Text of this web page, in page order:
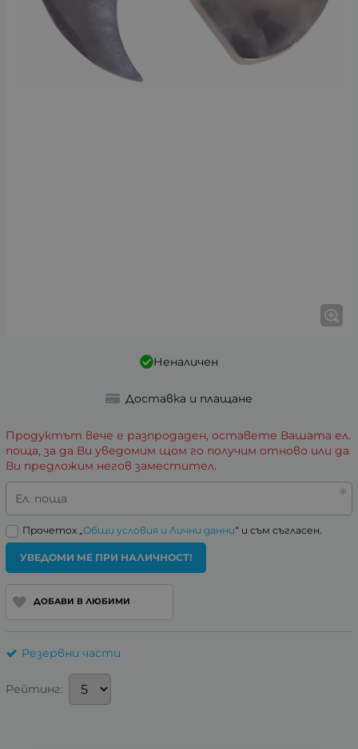
Неналичен
Доставка и плащане
Продуктът вече е разпродаден, оставете Вашата ел.
поща, за да Ви уведомим щом го получим отново или да
Ви предложим негов заместител.
Ел. поща
Прочетох „ Общи условия и Лични данни“ и съм съгласен.
УВЕДОМИ МЕ ПРИ НАЛИЧНОСТ!
ДОБАВИ В ЛЮБИМИ
Резервни части
Рейтинг: